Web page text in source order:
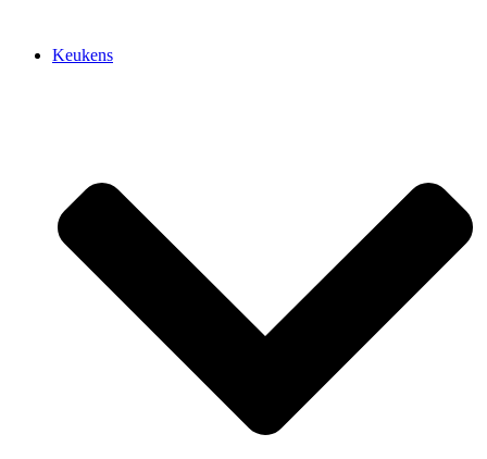
Keukens